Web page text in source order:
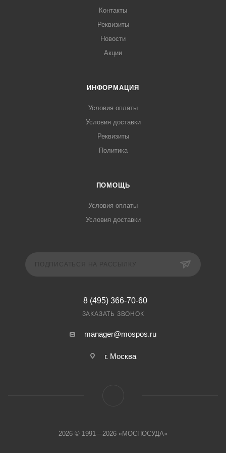
общественного питания и фаст-фуд.
Контакты
Реквизиты
Новости
Акции
ИНФОРМАЦИЯ
Условия оплаты
Условия доставки
Реквизиты
Политика
ПОМОЩЬ
Условия оплаты
Условия доставки
8 (495) 366-70-60
ЗАКАЗАТЬ ЗВОНОК
manager@mospos.ru
г. Москва
2026 © 1991—2026 «МОСПОСУДА»